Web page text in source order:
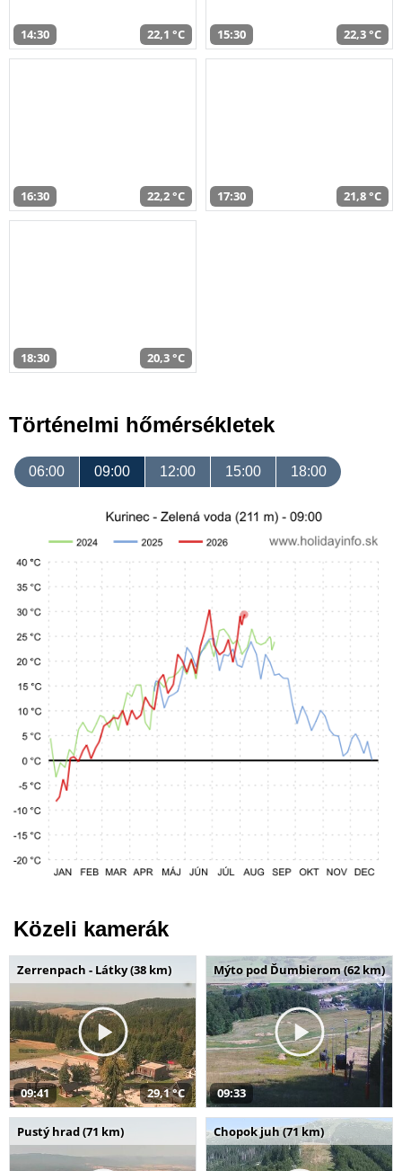
14:30 22,1 °C 15:30 22,3 °C
16:30 22,2 °C 17:30 21,8 °C
18:30 20,3 °C
Történelmi hőmérsékletek
06:00 09:00 12:00 15:00 18:00
Közeli kamerák
Zerrenpach - Látky (38 km)
09:41 29,1 °C
Mýto pod Ďumbierom (62 km)
09:33
Pustý hrad (71 km) Chopok juh (71 km)